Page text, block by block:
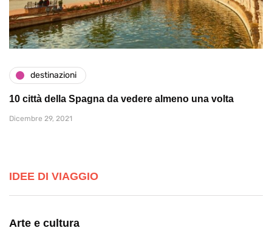
destinazioni
10 città della Spagna da vedere almeno una volta
Dicembre 29, 2021
IDEE DI VIAGGIO
Arte e cultura